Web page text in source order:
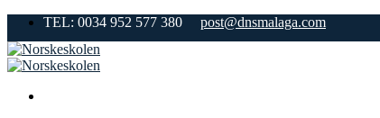
Skip
content
TEL: 0034 952 577 380 post@dnsmalaga.com